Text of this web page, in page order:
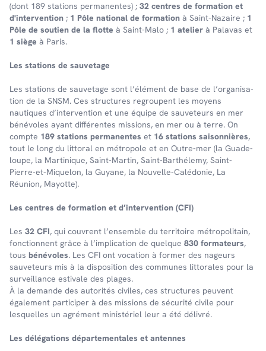
(dont 189 stations permanentes) ; 32 centres de formation et
d'intervention ; 1 Pôle national de formation à Saint-Nazaire ; 1
Pôle de soutien de la flotte à Saint-Malo ; 1 atelier à Palavas et
1 siège à Paris.
Les stations de sauve­tage
Les stations de sauve­tage sont l’élé­ment de base de l’or­ga­ni­sa­
tion de la SNSM. Ces struc­tures regroupent les moyens
nautiques d’in­ter­ven­tion et une équipe de sauveteurs en mer
bénévoles ayant différentes missions, en mer ou à terre. On
comp­te 189 stations perma­nentes et 16 stations saison­nières,
tout le long du litto­ral en métro­pole et en Outre-mer (la Guade­
loupe, la Marti­nique, Saint-Martin, Saint-Barthé­lemy, Saint-
Pierre-et-Mique­lon, la Guyane, la Nouvelle-Calé­do­nie, La
Réunion, Mayotte).
Les centres de forma­tion et d’in­ter­ven­tion (CFI)
Les 32 CFI, qui couvrent l’en­semble du terri­toire métro­po­li­tain,
fonc­tionnent grâce à l’im­pli­ca­tion de quelque 830 forma­teurs,
tous béné­voles. Les CFI ont voca­tion à former des nageurs
sauve­teurs mis à la dispo­si­tion des communes litto­rales pour la
surveillance esti­vale des plages.
À la demande des auto­ri­tés civiles, ces struc­tures peuvent
égale­ment parti­ci­per à des missions de sécu­rité civile pour
lesquelles un agré­ment minis­té­riel leur a été déli­vré.
Les délé­ga­tions dépar­te­men­tales et antennes